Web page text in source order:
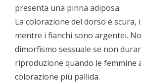
presenta una pinna adiposa.
La colorazione del dorso è scura,
mentre i fianchi sono argentei.
dimorfismo sessuale se non
riproduzione quando le femmine
colorazione più pallida.